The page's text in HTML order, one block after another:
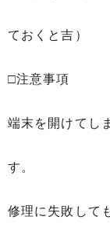
ておくと吉）
□注意事項
端末を開けてし
す。
修理に失敗して